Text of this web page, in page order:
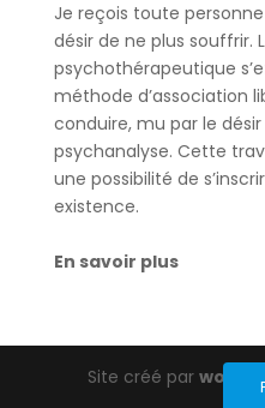
Je reçois toute
désir de ne plus souffrir.
psychothérapeutique
méthode d’association
conduire, mu par le
psychanalyse. Cette
une possibilité de
existence.
En savoir plus
Site créé par